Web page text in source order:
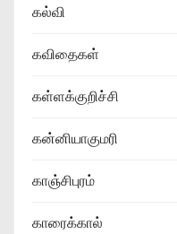
கல்வி
கவிதைகள்
கள்ளக்குறிச்சி
கன்னியாகுமரி
காஞ்சிபுரம்
காரைக்கால்